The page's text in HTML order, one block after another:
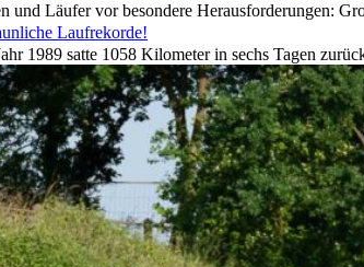
und Läufer vor besondere Herausforderungen:
Laufrekorde!
1989 satte 1058 Kilometer in sechs Tagen